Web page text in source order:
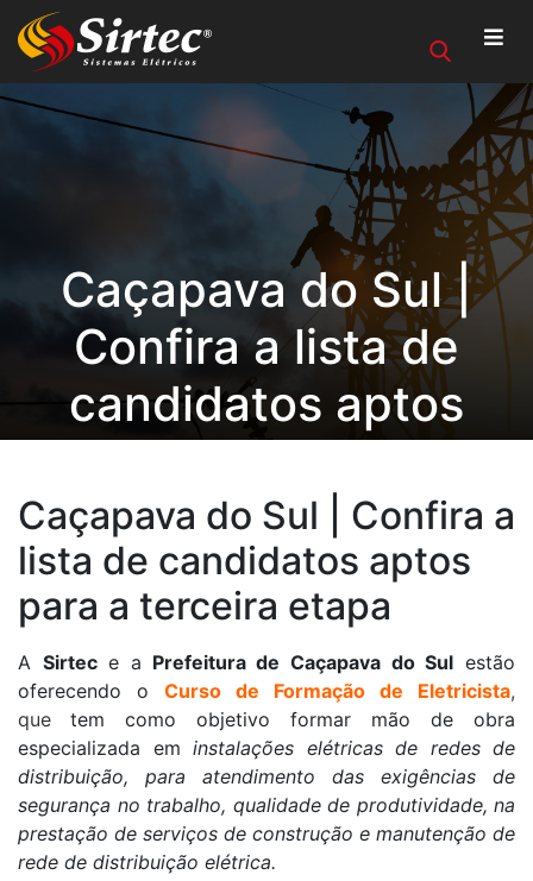
Caçapava do Sul |
Confira a lista de
candidatos aptos
Caçapava do Sul | Confira a
lista de candidatos aptos
para a terceira etapa
A Sirtece a Prefeitura de Caçapava do Sul estão
oferecendo o Curso de Formação de Eletricista,
que
tem como objetivo formar mão de obra
especializada em instalações elétricas de redes de
distribuição, para atendimento das exigências de
segurança no trabalho, qualidade de produtividade, na
prestação de serviços de construção e manutenção de
rede de distribuição elétrica.